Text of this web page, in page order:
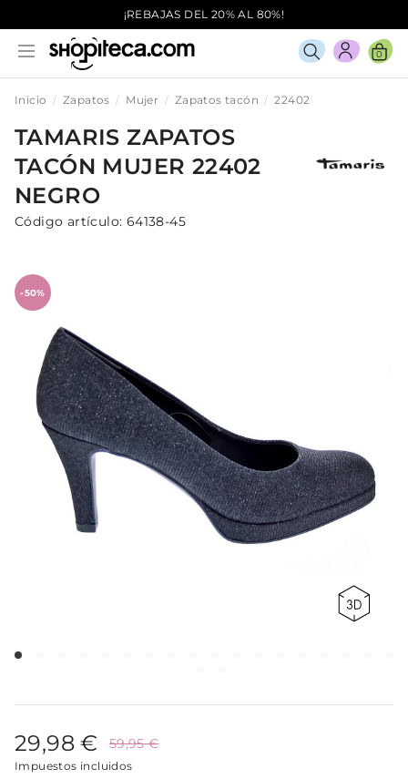
¡REBAJAS DEL 20% AL 80%!
0
Inicio Zapatos Mujer Zapatos tacón 22402
TAMARIS ZAPATOS
TACÓN MUJER 22402
NEGRO
Código artículo: 64138-45
-50%
29,98 € 59,95 €
Impuestos incluidos